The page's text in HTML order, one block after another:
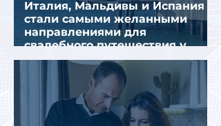
Италия, Мальдивы и Испания
стали самыми желанными
направлениями для
свадебного путешествия у
россиян